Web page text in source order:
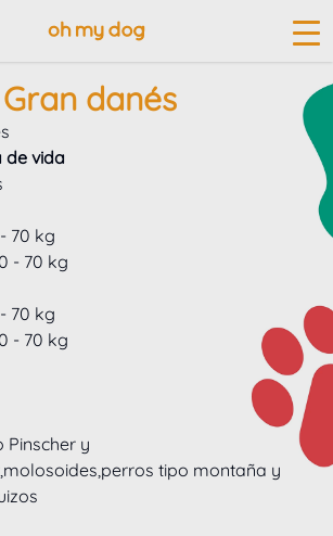
Gran danés
de vida
70 kg
- 70 kg
70 kg
- 70 kg
Pinscher y
tipo montaña y